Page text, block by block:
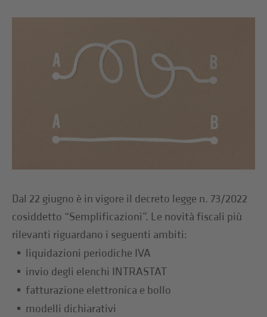
Dal 22 giugno è in vigore il decreto legge n. 73/2022
cosiddetto “Semplificazioni”. Le novità fiscali più
rilevanti riguardano i seguenti ambiti:
liquidazioni periodiche IVA
invio degli elenchi INTRASTAT
fatturazione elettronica e bollo
modelli dichiarativi